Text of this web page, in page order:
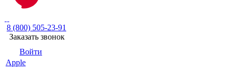
8 (800) 505-23-91
Заказать звонок
Войти
Apple